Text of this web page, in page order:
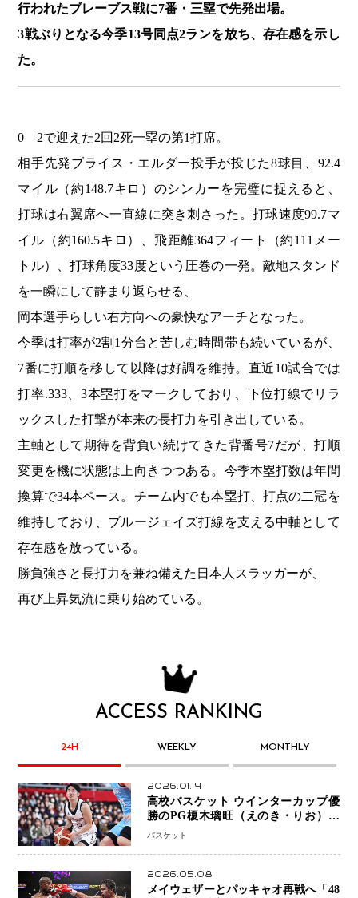
行われたブレーブス戦に7番・三塁で先発出場。
3戦ぶりとなる今季13号同点2ランを放ち、存在感を示し
た。
0―2で迎えた2回2死一塁の第1打席。
相手先発ブライス・エルダー投手が投じた8球目、92.4
マイル（約148.7キロ）のシンカーを完璧に捉えると、
打球は右翼席へ一直線に突き刺さった。打球速度99.7マ
イル（約160.5キロ）、飛距離364フィート（約111メー
トル）、打球角度33度という圧巻の一発。敵地スタンド
を一瞬にして静まり返らせる、
岡本選手らしい右方向への豪快なアーチとなった。
今季は打率が2割1分台と苦しむ時間帯も続いているが、
7番に打順を移して以降は好調を維持。直近10試合では
打率.333、3本塁打をマークしており、下位打線でリラ
ックスした打撃が本来の長打力を引き出している。
主軸として期待を背負い続けてきた背番号7だが、打順
変更を機に状態は上向きつつある。今季本塁打数は年間
換算で34本ペース。チーム内でも本塁打、打点の二冠を
維持しており、ブルージェイズ打線を支える中軸として
存在感を放っている。
勝負強さと長打力を兼ね備えた日本人スラッガーが、
再び上昇気流に乗り始めている。
ACCESS RANKING
24H WEEKLY MONTHLY
2026.01.14
高校バスケット ウインターカップ優
勝のPG榎木璃旺（えのき・りお）が
プロの現場へ―。
バスケット
2026.05.08
メイウェザーとパッキャオ再戦へ「48